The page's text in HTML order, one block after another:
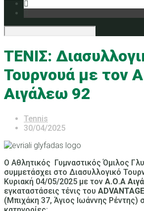
ΤΕΝΙΣ:
Τουρνουά με τον
Αιγάλεω 92
Tennis
30/04/2025
Ο Αθλητικός Γυμναστικός Όμιλος
συμμετάσχει στο Διασυλλογικό
Κυριακή 04/05/2025 με τον Α.Ο.Α
εγκαταστάσεις τένις του ADVANTAGE
(Mπιχάκη 37, Άγιος Ιωάννης Ρέντης)